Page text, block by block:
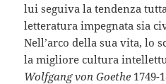
lui seguiva la tendenza
letteratura impegnata sia
Nell’arco della sua vita, lo
la migliore cultura
Wolfgang von Goethe 1749-